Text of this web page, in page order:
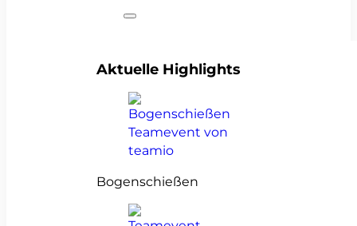
Aktuelle Highlights
Bogenschießen